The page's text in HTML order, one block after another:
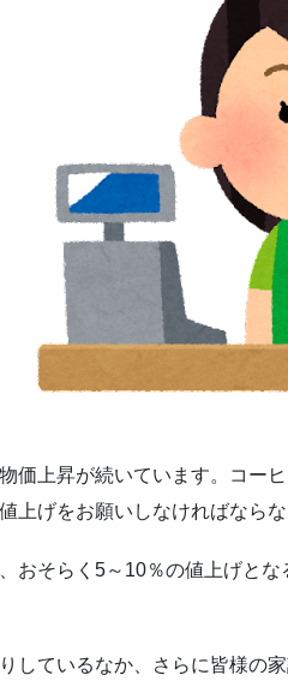
価上昇が続いています。コー
上げをお願いしなければなら
おそらく5～10％の値上げと
しているなか、さらに皆様の